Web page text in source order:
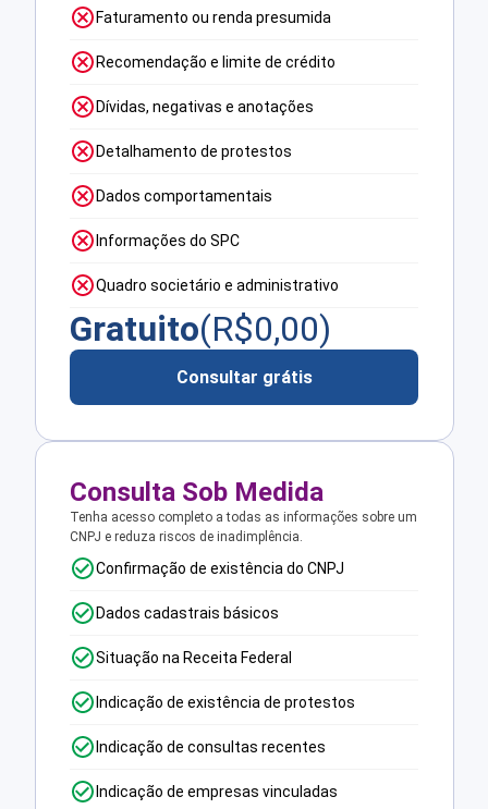
Faturamento ou renda presumida
Recomendação e limite de crédito
Dívidas, negativas e anotações
Detalhamento de protestos
Dados comportamentais
Informações do SPC
Quadro societário e administrativo
Gratuito(R$0,00)
Consultar grátis
Consulta Sob Medida
Tenha acesso completo a todas as informações sobre um
CNPJ e reduza riscos de inadimplência.
Confirmação de existência do CNPJ
Dados cadastrais básicos
Situação na Receita Federal
Indicação de existência de protestos
Indicação de consultas recentes
Indicação de empresas vinculadas